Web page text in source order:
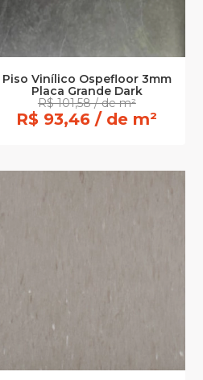
Piso Vinílico Ospefloor 3mm
Placa Grande Dark
R$ 101,58 / de m²
R$ 93,46 / de m²